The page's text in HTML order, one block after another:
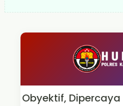
Obyektif, Dipercaya